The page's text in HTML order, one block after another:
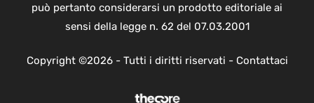
può pertanto considerarsi un prodotto editoriale ai
sensi della legge n. 62 del 07.03.2001
Copyright ©2026 - Tutti i diritti riservati - Contattaci